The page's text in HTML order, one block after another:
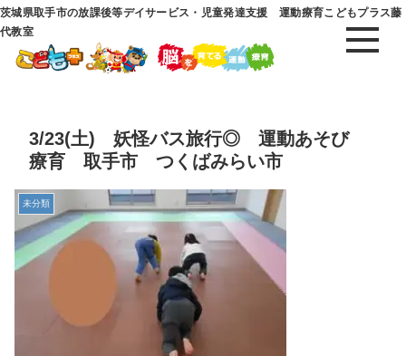
茨城県取手市の放課後等デイサービス・児童発達支援 運動療育こどもプラス藤
代教室
3/23(土) 妖怪バス旅行◎ 運動あそび
療育 取手市 つくばみらい市
未分類